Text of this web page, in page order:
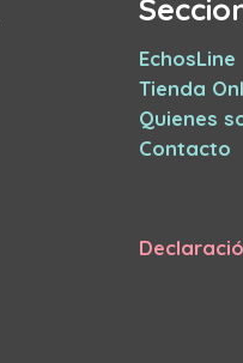
EchosLine
Tienda
Quienes
Contacto